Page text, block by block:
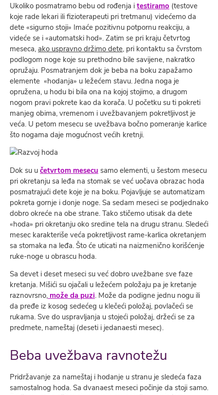
Ukoliko posmatramo bebu od rođenja i testiramo (testove
koje rade lekari ili fizioterapeuti pri tretmanu) videćemo da
dete «sigurno stoji» Imaće pozitivnu potpornu reakciju, a
videće se i «automatski hod». Zatim se pri kraju četvrtog
meseca, ako uspravno držimo dete, pri kontaktu sa čvrstom
podlogom noge koje su prethodno bile savijene, nakratko
opružaju. Posmatranjem dok je beba na boku zapažamo
elemente «hodanja» u ležećem stavu. Jedna noga je
opružena, u hodu bi bila ona na kojoj stojimo, a drugom
nogom pravi pokrete kao da korača. U početku su ti pokreti
manjeg obima, vremenom i uvežbavanjem pokretljivost je
veća. U petom mesecu se uvežbava bočno pomeranje karlice
što nogama daje mogućnost većih kretnji.
Dok su u četvrtom mesecu samo elementi, u šestom mesecu
pri okretanju sa leđa na stomak se već uočava obrazac hoda
posmatrajući dete koje je na boku. Pojavljuje se automatizam
pokreta gornje i donje noge. Sa sedam meseci se podjednako
dobro okreće na obe strane. Tako stičemo utisak da dete
«hoda» pri okretanju oko sredine tela na drugu stranu. Sledeći
mesec karakteriše veća pokretljivost rame-karlica okretanjem
sa stomaka na leđa. Što će uticati na naizmenično korišćenje
ruke-noge u obrascu hoda.
Sa devet i deset meseci su već dobro uvežbane sve faze
kretanja. Mišići su ojačali u ležećem položaju pa je kretanje
raznovrsno, može da puzi. Može da podigne jednu nogu ili
da pređe iz kosog sedećeg u klečeći položaj, povlačeći se
rukama. Sve do uspravljanja u stojeći položaj, držeći se za
predmete, nameštaj (deseti i jedanaesti mesec).
Beba uvežbava ravnotežu
Pridržavanje za nameštaj i hodanje u stranu je sledeća faza
samostalnog hoda. Sa dvanaest meseci počinje da stoji samo.